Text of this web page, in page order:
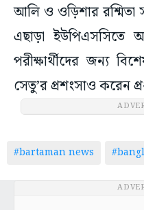
আলি ও ওড়িশার রশ্মিতা
এছাড়া ইউপিএসসিতে
পরীক্ষার্থীদের জন্য
সেতু’র প্রশংসাও করেন
#bartaman news